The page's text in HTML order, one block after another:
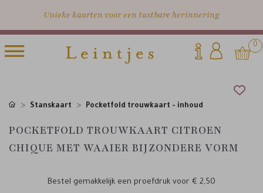
Unieke kaarten voor een tastbare herinnering
0
Stanskaart Pocketfold trouwkaart - inhoud
POCKETFOLD TROUWKAART CITROEN
CHIQUE MET WAAIER BIJZONDERE VORM
Bestel gemakkelijk een proefdruk voor € 2,50